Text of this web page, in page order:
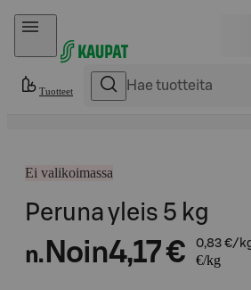
Hyppää sisältöön
Tuotteet
Ei valikoimassa
Peruna yleis 5 kg
n. Noin4,17 € 0,83 €/
€/kg